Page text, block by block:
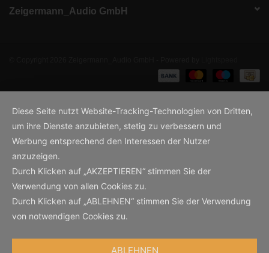
Zeigermann_Audio GmbH
Diese Seite nutzt Website-Tracking-Technologien von Dritten,
um ihre Dienste anzubieten, stetig zu verbessern und
Werbung entsprechend den Interessen der Nutzer
anzuzeigen.
Durch Klicken auf „AKZEPTIEREN“ stimmen Sie der
Verwendung von allen Cookies zu.
Durch Klicken auf „ABLEHNEN“ stimmen Sie der Verwendung
von notwendigen Cookies zu.
ABLEHNEN